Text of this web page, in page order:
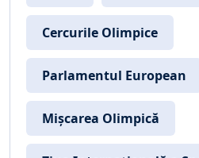
Cercurile Olimpice
Parlamentul European
Mișcarea Olimpică